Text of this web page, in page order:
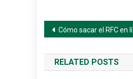
Navegación
de
entradas
Cómo sacar el RFC en línea por primera vez
RELATED POSTS